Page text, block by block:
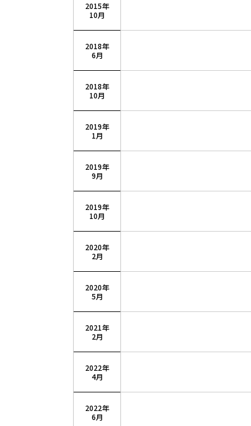
2015年
10月
2018年
6月
2018年
10月
2019年
1月
2019年
9月
2019年
10月
2020年
2月
2020年
5月
2021年
2月
2022年
4月
2022年
6月